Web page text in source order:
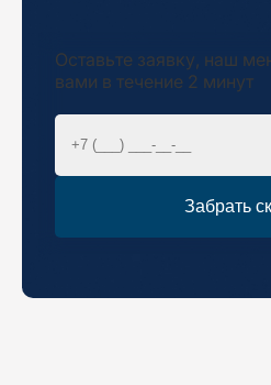
Оставьте заявку, наш
вами в течение 2 минут
Забрать